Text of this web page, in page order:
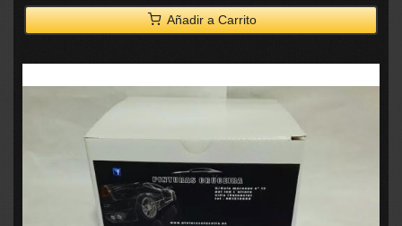
Añadir a Carrito